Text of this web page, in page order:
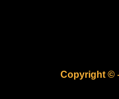
Copyright ©